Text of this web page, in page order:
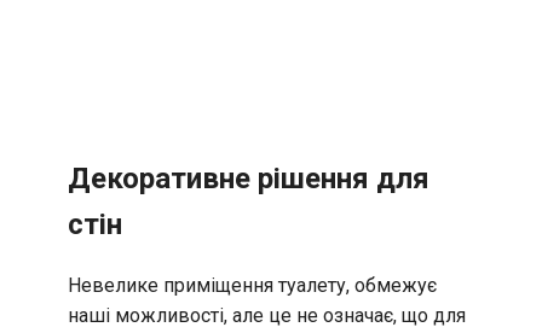
Декоративне рішення для
стін
Невелике приміщення туалету, обмежує
наші можливості, але це не означає, що для